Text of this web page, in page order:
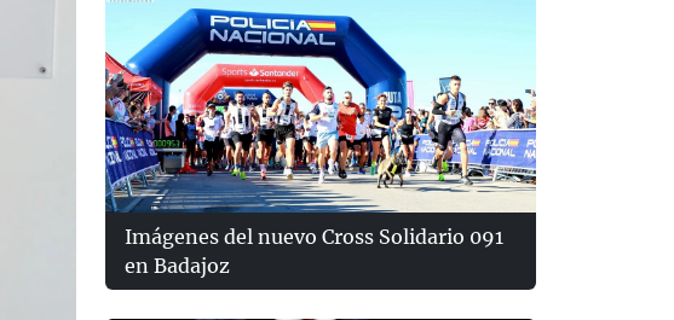
Imágenes del nuevo Cross Solidario 091
en Badajoz